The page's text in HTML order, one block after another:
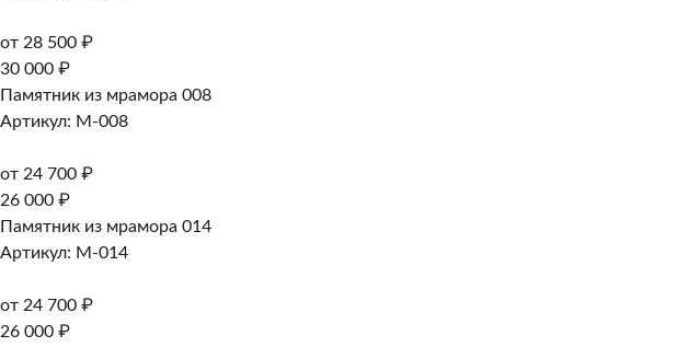
от 28 500 ₽
30 000 ₽
Памятник из мрамора 008
Артикул: M-008
от 24 700 ₽
26 000 ₽
Памятник из мрамора 014
Артикул: M-014
от 24 700 ₽
26 000 ₽